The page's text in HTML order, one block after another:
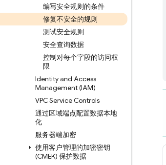
编写安全规则的条件
修复不安全的规则
测试安全规则
安全查询数据
控制对每个字段的访问权
限
Identity and Access
Management (IAM)
VPC Service Controls
通过区域端点配置数据本地
化
服务器端加密
使用客户管理的加密密钥
(CMEK) 保护数据